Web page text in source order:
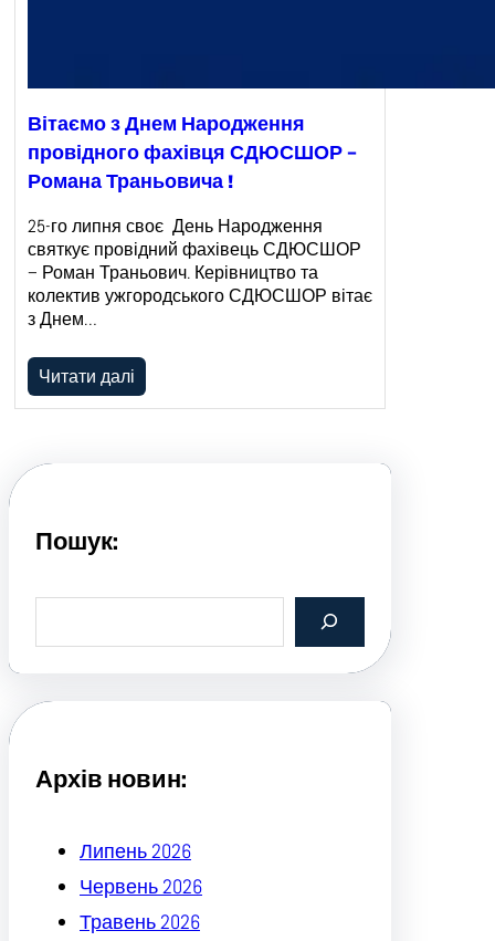
Вітаємо з Днем Народження
провідного фахівця СДЮСШОР –
Романа Траньовича !
25-го липня своє День Народження
святкує провідний фахівець СДЮСШОР
– Роман Траньович. Керівництво та
колектив ужгородського СДЮСШОР вітає
з Днем…
Читати далі
Пошук:
a
c
Архів новин:
Липень 2026
Червень 2026
Травень 2026